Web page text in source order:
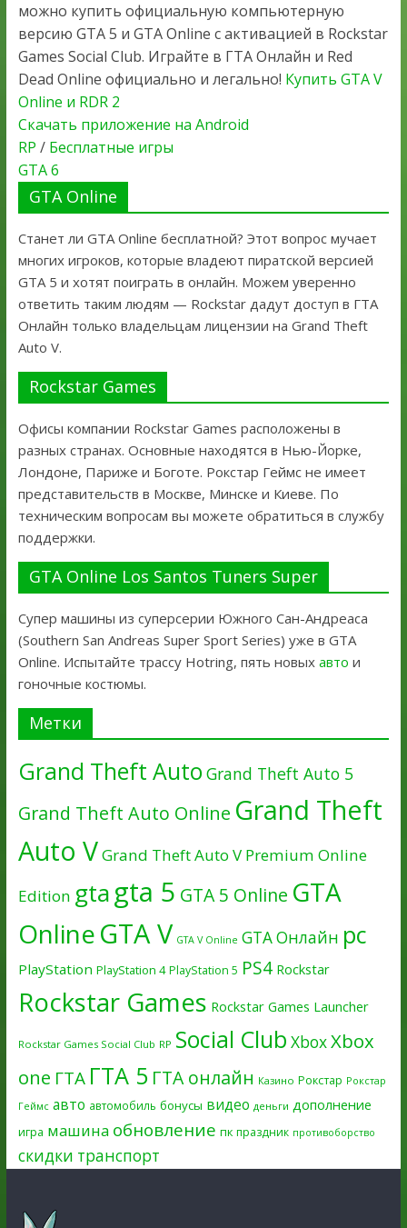
можно купить официальную компьютерную
версию GTA 5 и GTA Online с активацией в Rockstar
Games Social Club. Играйте в ГТА Онлайн и Red
Dead Online официально и легально! Купить GTA V
Online и RDR 2
Скачать приложение на Android
RP / Бесплатные игры
GTA 6
GTA Online
Станет ли GTA Online бесплатной? Этот вопрос мучает
многих игроков, которые владеют пиратской версией
GTA 5 и хотят поиграть в онлайн. Можем уверенно
ответить таким людям — Rockstar дадут доступ в ГТА
Онлайн только владельцам лицензии на Grand Theft
Auto V.
Rockstar Games
Офисы компании Rockstar Games расположены в
разных странах. Основные находятся в Нью-Йорке,
Лондоне, Париже и Боготе. Рокстар Геймс не имеет
представительств в Москве, Минске и Киеве. По
техническим вопросам вы можете обратиться в службу
поддержки.
GTA Online Los Santos Tuners Super
Супер машины из суперсерии Южного Сан-Андреаса
(Southern San Andreas Super Sport Series) уже в GTA
Online. Испытайте трассу Hotring, пять новых авто и
гоночные костюмы.
Метки
Grand Theft Auto Grand Theft Auto 5
Grand Theft Auto Online Grand Theft
Auto VGrand Theft Auto V Premium Online
Edition gtagta 5 GTA 5 Online GTA
OnlineGTA V GTA V Online GTA Онлайн pc
PlayStation PlayStation 4 PlayStation 5 PS4 Rockstar
Rockstar Games Rockstar Games Launcher
Rockstar Games Social Club RP Social Club XboxXbox
one ГТА ГТА 5 ГТА онлайн Казино Рокстар Рокстар
Геймс авто автомобиль бонусы видео деньги дополнение
игра машина обновление пк праздник противоборство
скидки транспорт